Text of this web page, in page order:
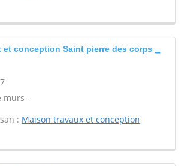
et conception Saint pierre des corps
murs -
: Maison travaux et conception